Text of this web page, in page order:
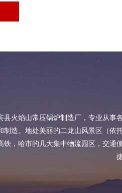
县火焰山常压锅炉制造厂，专业从事
制造。地处美丽的二龙山风景区（依
铁，哈市的几大集中物流园区，交通